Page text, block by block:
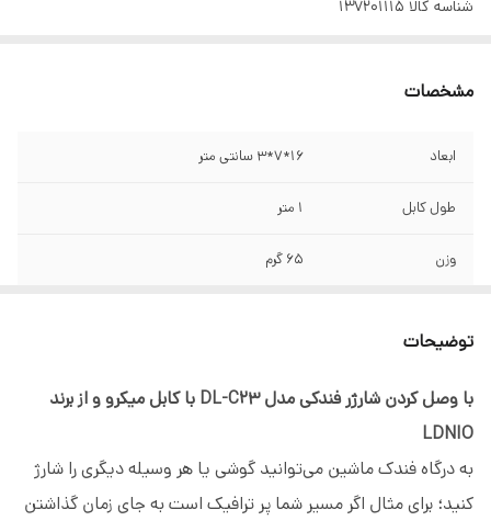
شناسه کالا 137201115
مشخصات
ابعاد 16*7*3 سانتی متر
طول کابل 1 متر
وزن 65 گرم
توضیحات
با وصل کردن شارژر فندکی مدل DL-C23 با کابل میکرو و از برند
LDNIO
به درگاه فندک ماشین می‌توانید گوشی یا هر وسیله دیگری را شارژ
کنید؛ برای مثال اگر مسیر شما پر ترافیک است به جای زمان گذاشتن